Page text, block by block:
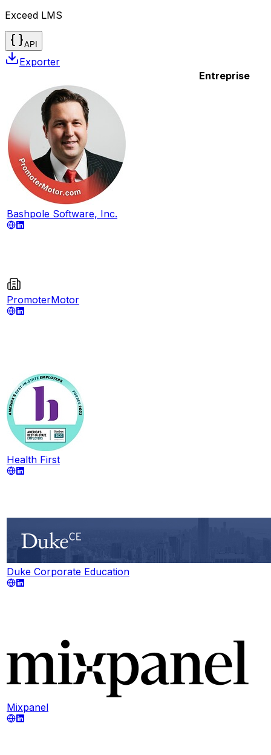
Exceed LMS
API
Exporter
Entreprise
Bashpole Software, Inc.
PromoterMotor
Health First
Duke Corporate Education
Mixpanel